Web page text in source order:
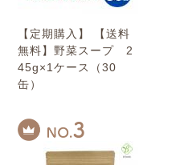
【定期購入】 【送料
無料】野菜スープ 2
45g×1ケース（30
缶）